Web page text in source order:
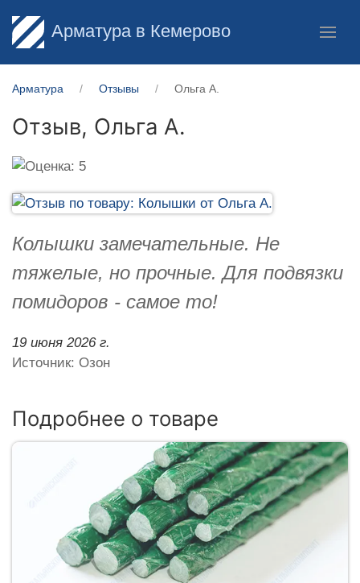
Арматура в Кемерово
Арматура Отзывы Ольга А.
Отзыв, Ольга А.
Колышки замечательные. Не
тяжелые, но прочные. Для подвязки
помидоров - самое то!
19 июня 2026 г.
Источник: Озон
Подробнее о товаре